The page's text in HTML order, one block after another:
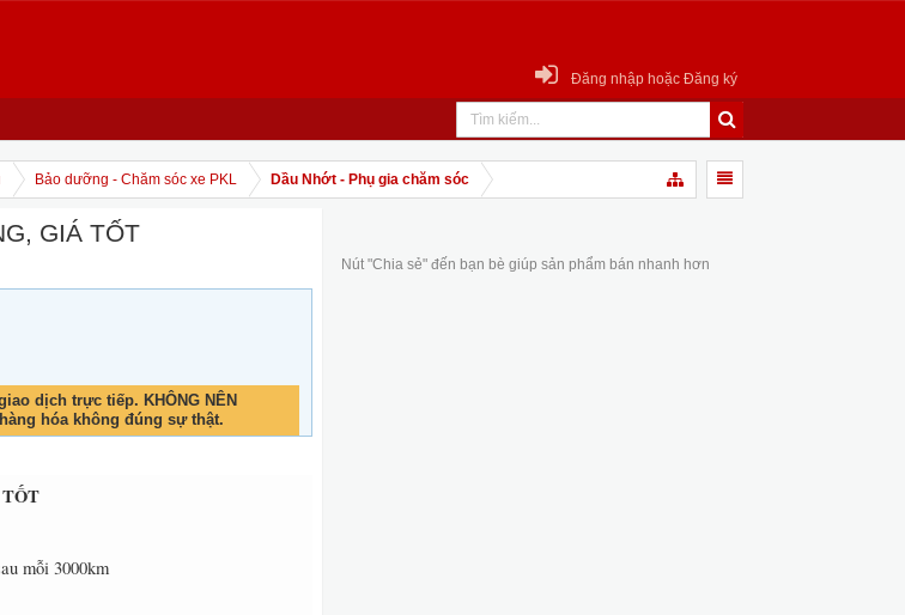
Đăng nhập hoặc Đăng ký
Bảo dưỡng - Chăm sóc xe PKL Dầu Nhớt - Phụ gia chăm sóc
GIÁ TỐT
dịch trực tiếp. KHÔNG NÊN
hóa không đúng sự thật.
mỗi 3000km
Nút "Chia sẻ" đến bạn bè giúp sản phẩm bán nhanh hơn